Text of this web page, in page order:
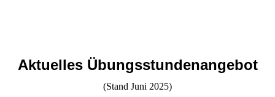
AktuellesÜbungsstundenangebot
(Stand Juni 2025)